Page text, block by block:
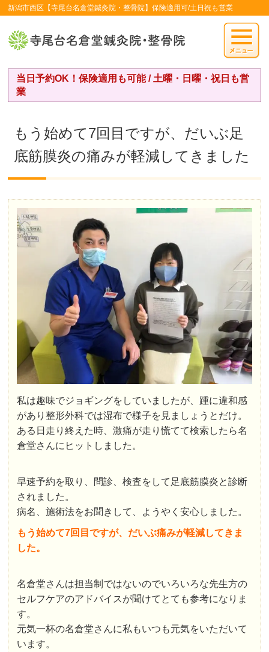
新潟市西区【寺尾台名倉堂鍼灸院・整骨院】保険適用可/土日祝も営業
当日予約OK！保険適用も可能 / 土曜・日曜・祝日も営
業
もう始めて7回目ですが、だいぶ足
底筋膜炎の痛みが軽減してきました
私は趣味でジョギングをしていましたが、踵に違和感
があり整形外科では湿布で様子を見ましょうとだけ。
ある日走り終えた時、激痛が走り慌てて検索したら名
倉堂さんにヒットしました。
早速予約を取り、問診、検査をして足底筋膜炎と診断
されました。
病名、施術法をお聞きして、ようやく安心しました。
もう始めて7回目ですが、だいぶ痛みが軽減してきま
した。
名倉堂さんは担当制ではないのでいろいろな先生方の
セルフケアのアドバイスが聞けてとても参考になりま
す。
元気一杯の名倉堂さんに私もいつも元気をいただいて
います。